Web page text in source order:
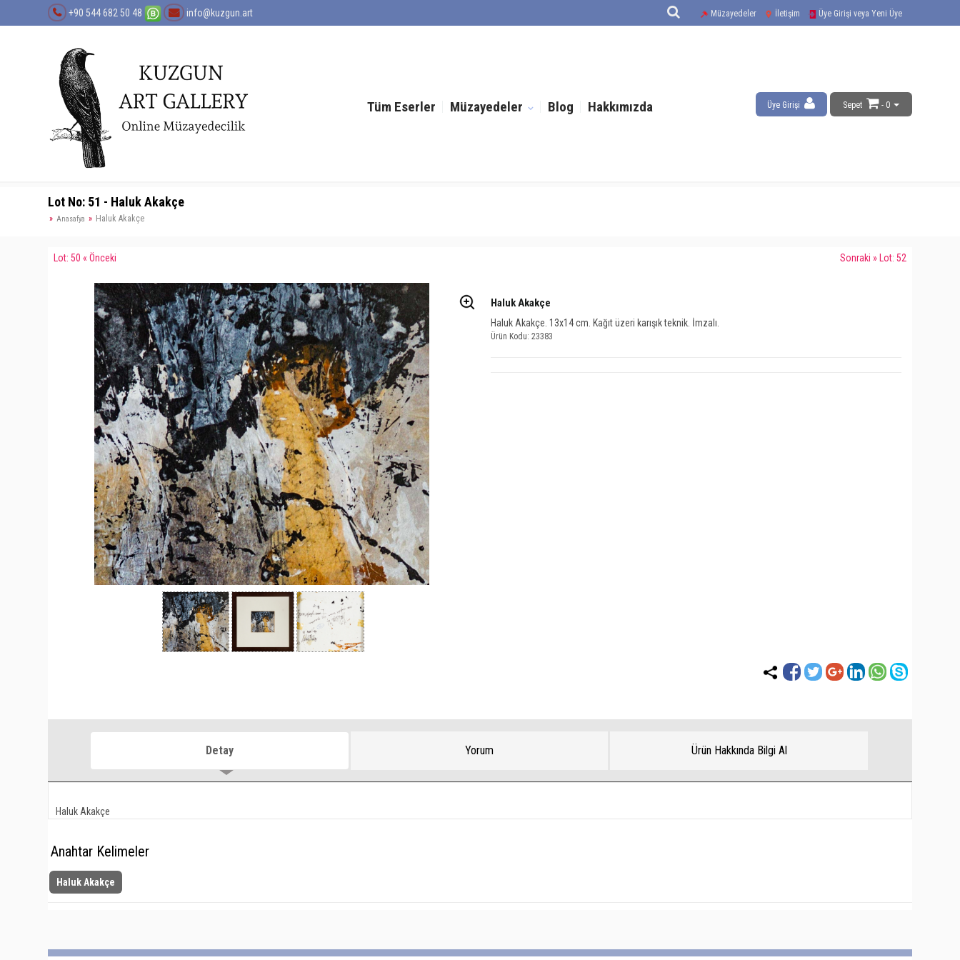
+90 544 682 50 48 info@kuzgun.art Müzayedeler İletişim Üye Girişi veya Yeni Üye
Sepet - 0
Üye Girişi
Tüm Eserler Müzayedeler Blog Hakkımızda
Lot No: 51 - Haluk Akakçe
Anasafya Haluk Akakçe
Lot: 50 « Önceki Sonraki » Lot: 52
Haluk Akakçe
Haluk Akakçe. 13x14 cm. Kağıt üzeri karışık teknik. İmzalı.
Ürün Kodu: 23383
Detay Yorum Ürün Hakkında Bilgi Al
Haluk Akakçe
Anahtar Kelimeler
Haluk Akakçe